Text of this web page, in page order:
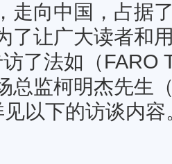
走向中国，占据
了让广大读者和
了法如（FARO
总监柯明杰先生
以下的访谈内容